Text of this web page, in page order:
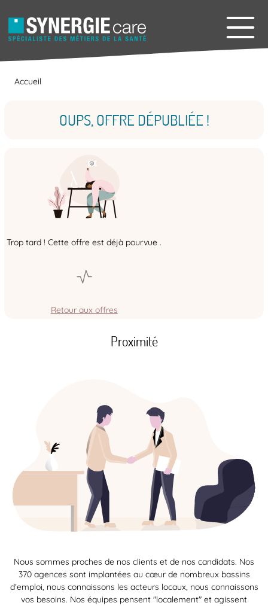
Accueil
OUPS, OFFRE DÉPUBLIÉE !
Trop tard ! Cette offre est déjà pourvue .
Retour aux offres
Proximité
Nous sommes proches de nos clients et de nos candidats. Nos
370 agences sont implantées au cœur de nombreux bassins
d’emploi, nous connaissons les acteurs locaux, nous connaissons
vos besoins. Nos équipes pensent "localement" et agissent